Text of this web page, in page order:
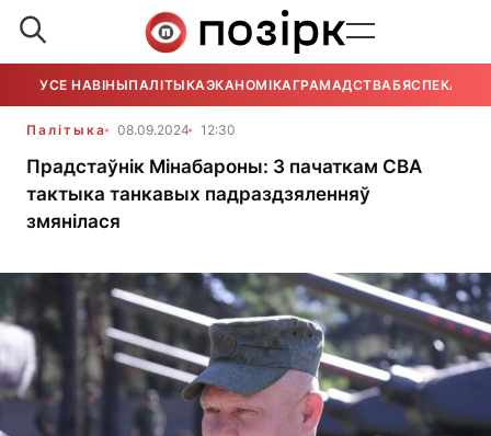
УСЕ НАВІНЫПАЛІТЫКАЭКАНОМІКАГРАМАДСТВАБЯСПЕКА
Палітыка 08.09.2024 12:30
Прадстаўнік Мінабароны: З пачаткам СВА
тактыка танкавых падраздзяленняў
змянілася